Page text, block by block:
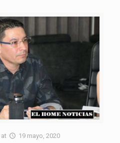
at 19 mayo, 2020